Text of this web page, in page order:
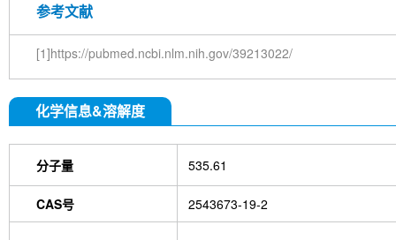
参考文献
[1]https://pubmed.ncbi.nlm.nih.gov/39213022/
化学信息&溶解度
分子量 535.61
CAS号 2543673-19-2